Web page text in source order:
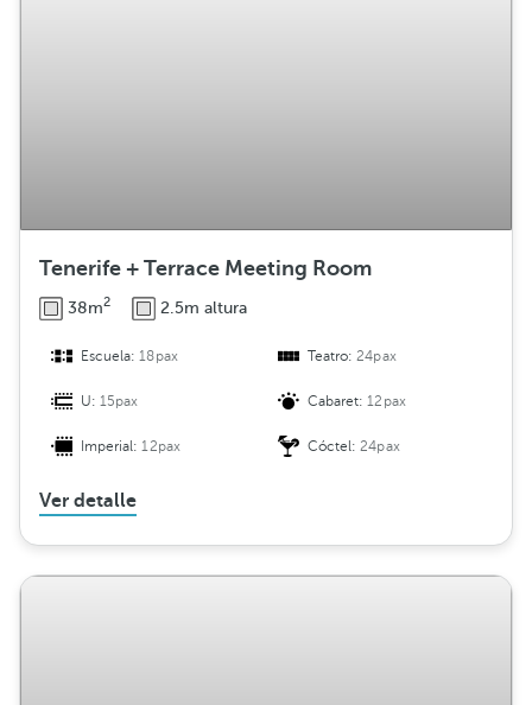
Tenerife + Terrace Meeting Room
38m2 2.5m altura
Escuela:18pax Teatro:24pax
U:15pax Cabaret:12pax
Imperial:12pax Cóctel:24pax
Ver detalle